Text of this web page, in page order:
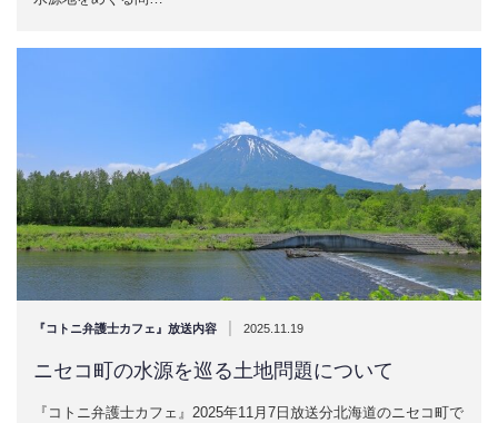
『コトニ弁護士カフェ』放送内容 | 2025.11.19
ニセコ町の水源を巡る土地問題について
『コトニ弁護士カフェ』2025年11月7日放送分北海道のニセコ町で